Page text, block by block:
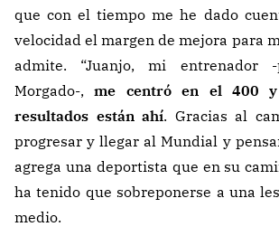
que con el tiempo me he dado
velocidad el margen de mejora para
admite. “Juanjo, mi entrenador
Morgado-,me centró en el 400
resultados están ahí. Gracias al
progresar y llegar al Mundial y
agrega una deportista que en su
ha tenido que sobreponerse a una
medio.